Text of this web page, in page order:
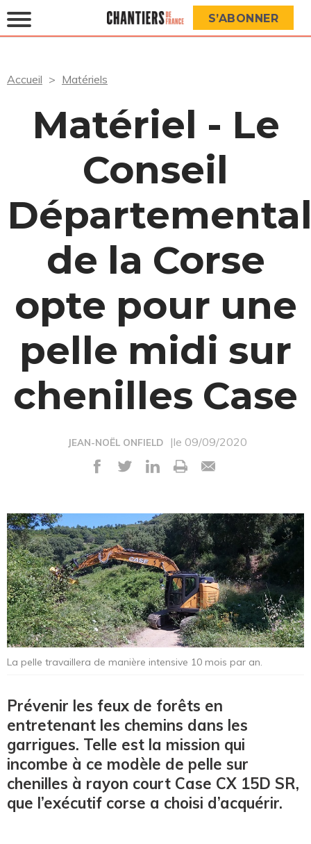
S’ABONNER
Accueil Matériels
Matériel - Le
Conseil
de la Corse
opte pour une
pelle midi sur
chenilles Case
JEAN-NOËL ONFIELD |le 09/09/2020
La pelle travaillera de manière intensive 10 mois par an.
Prévenir les feux de forêts en
entretenant les chemins dans les
garrigues. Telle est la mission qui
incombe à ce modèle de pelle sur
chenilles à rayon court Case CX 15D SR,
que l’exécutif corse a choisi d’acquérir.